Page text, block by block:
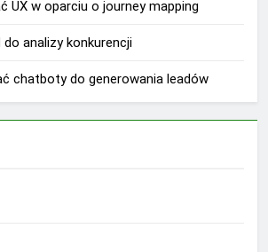
UX w oparciu o journey mapping
analizy konkurencji
chatboty do generowania leadów